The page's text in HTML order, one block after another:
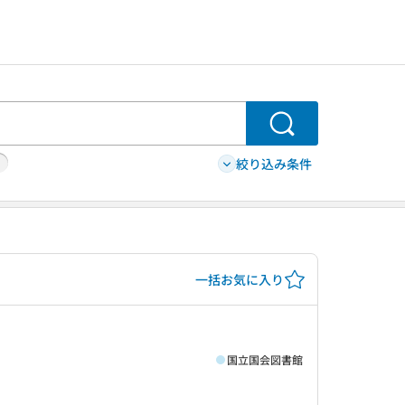
検索
絞り込み条件
一括お気に入り
国立国会図書館